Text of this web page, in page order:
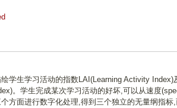
学生学习活动的指数LAI(Learning Activity
。学生完成某次学习活动的好坏,可以从速度
方面进行数字化处理,得到三个独立的无量纲指